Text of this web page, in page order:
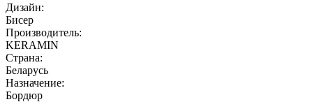
Дизайн:
Бисер
Производитель:
KERAMIN
Страна:
Беларусь
Назначение:
Бордюр